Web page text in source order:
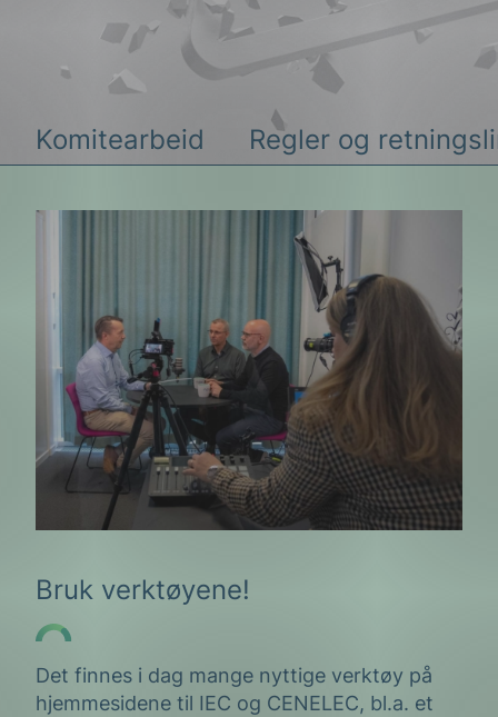
Komitearbeid Regler og
Bruk verktøyene!
Det finnes i dag mange nyttige verktøy på
hjemmesidene til IEC og CENELEC, bl.a. et